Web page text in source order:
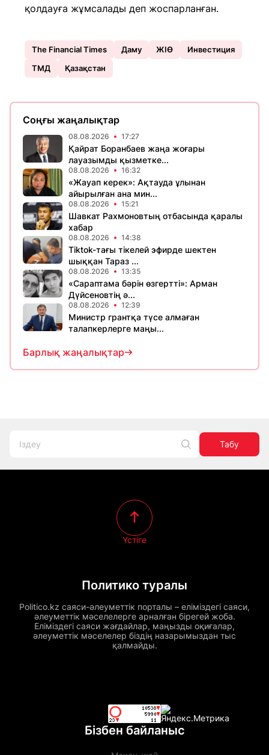
қолдауға жұмсалады деп жоспарланған.
The Financial Times Даму ЖІӨ
Инвестиция
ТМД
Қазақстан
Соңғы жаңалықтар
08.08.2026 17:27
Қайрат Боранбаев жаңа жоғары
лауазымды қызметке...
08.08.2026 16:32
«Жауап керек»: Ақтауда ұлынан
айырылған ана мин...
08.08.2026 15:21
Шавкат Рахмоновтың отбасында қаралы
хабар
08.08.2026 14:38
Tiktok-тағы тікелей эфирде шектен
шыққан Тараз ...
08.08.2026 13:35
«Сараптама бәрін өзгертті»: Арман
Дүйсеновтің ә...
08.08.2026 12:39
Министр грантқа түсе алмаған
талапкерлерге маңы...
Барлық жаңалықтар
Табу
Политико туралы
Politico.kz саяси-әлеуметтік порталы – еліміздегі саяси,
әлеуметтік мәселелерге арналған бірегей жоба.
Еліміздегі саяси жағдайлар, маңызды оқиғалар,
әлеуметтік мәселелер біздің назарымыздан тыс
қалмайды.
Үстіге
Бізбен байланыс